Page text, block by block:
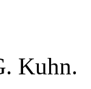
Kuhn.